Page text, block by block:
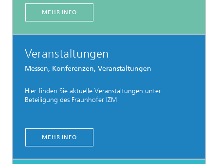
MEHR INFO
Veranstaltungen
Messen, Konferenzen, Veranstaltungen
Hier finden Sie aktuelle Veranstaltungen unter
Beteiligung des Fraunhofer IZM
MEHR INFO